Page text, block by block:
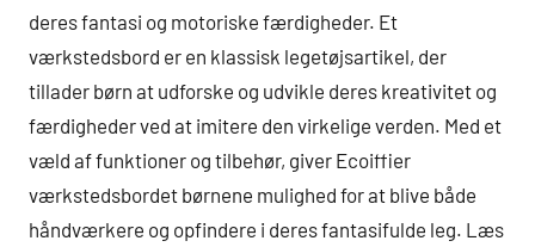
deres fantasi og motoriske færdigheder. Et
værkstedsbord er en klassisk legetøjsartikel, der
tillader børn at udforske og udvikle deres kreativitet og
færdigheder ved at imitere den virkelige verden. Med et
væld af funktioner og tilbehør, giver Ecoiffier
værkstedsbordet børnene mulighed for at blive både
håndværkere og opfindere i deres fantasifulde leg. Læs